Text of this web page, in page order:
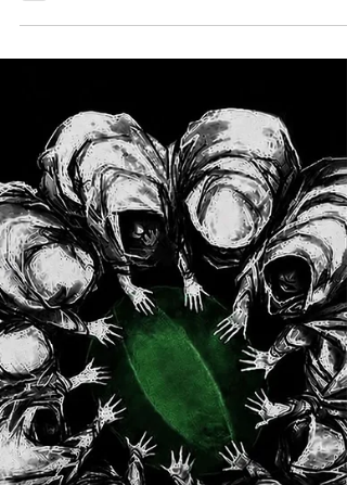
U periodu od 08. do 10. jula 2026.
godine, prof. dr Irma Deljkić i doc. dr
Adnan Fazlić učestvovali su na
prestižnoj međunarodnoj IIIRG
konferenciji o istražnom intervjuisanju
(International Investigative
Interviewing Research Group),
na Univerzitetu KU Leuven u Belgiji.
Konferencija je okupila istraživače,
praktičare i kreatore politika iz cijelog
svijeta, pružajući priliku za razmjenu
vrijednih iskustava i ideja o
unapređenju prakse istražnog
intervjuisanja, zasnov